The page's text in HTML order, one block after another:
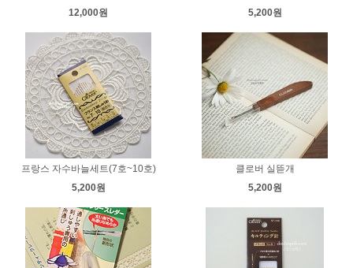
12,000원
5,200원
프랑스 자수바늘세트(7호~10호)
5,200원
클로버 실뜯개
5,200원